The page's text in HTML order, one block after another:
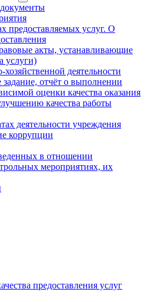
предоставляемых услуг. О
акты, устанавливающие
услуги)
деятельности
отчёт о выполнении
оценки качества оказания
качества работы
деятельности учреждения
коррупции
в отношении
мероприятиях, их
предоставления услуг